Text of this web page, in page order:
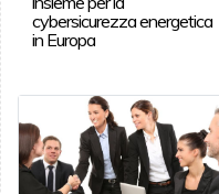
cybersicurezza energetica
in Europa